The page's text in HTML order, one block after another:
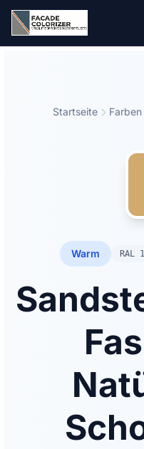
Zum Hauptinhalt springen
Startseite Farben
Warm RAL